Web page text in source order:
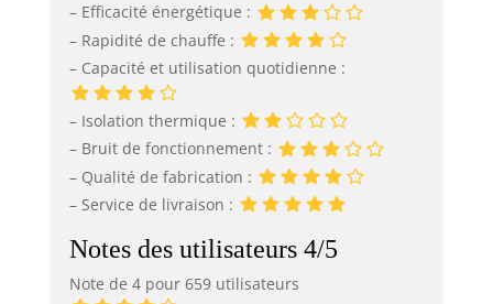
– Efficacité énergétique :
– Rapidité de chauffe :
– Capacité et utilisation quotidienne :
– Isolation thermique :
– Bruit de fonctionnement :
– Qualité de fabrication :
– Service de livraison :
Notes des utilisateurs 4/5
Note de 4 pour 659 utilisateurs